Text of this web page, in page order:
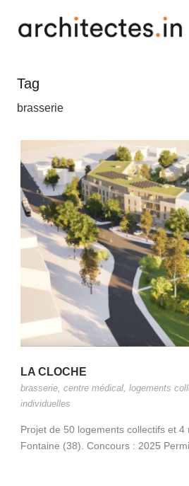
Tag
brasserie
LA CLOCHE
brasserie, centre médical, logements
individuelles
Projet de 50 logements collectifs et 4
Fontaine (38). Concours : 2025